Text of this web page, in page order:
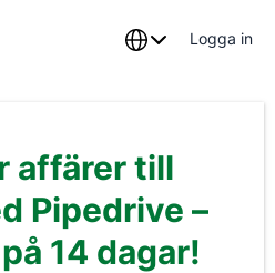
Logga in
affärer till
Pipedrive –
14 dagar!